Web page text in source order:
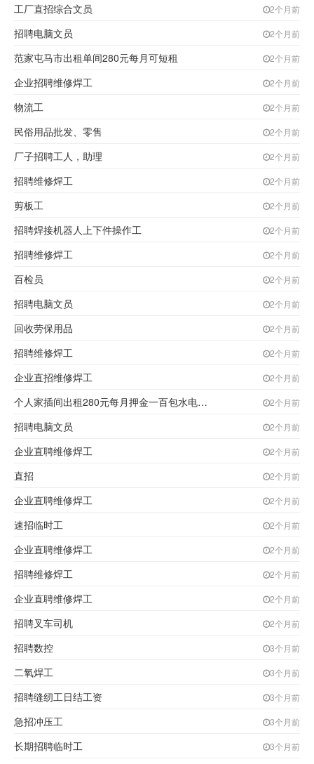
工厂直招综合文员 2个月前
招聘电脑文员 2个月前
范家屯马市出租单间280元每月可短租 2个月前
企业招聘维修焊工 2个月前
物流工 2个月前
民俗用品批发、零售 2个月前
厂子招聘工人，助理 2个月前
招聘维修焊工 2个月前
剪板工 2个月前
招聘焊接机器人上下件操作工 2个月前
招聘维修焊工 2个月前
百检员 2个月前
招聘电脑文员 2个月前
回收劳保用品 2个月前
招聘维修焊工 2个月前
企业直招维修焊工 2个月前
个人家插间出租280元每月押金一百包水电取暖 2个月前
招聘电脑文员 2个月前
企业直聘维修焊工 2个月前
直招 2个月前
企业直聘维修焊工 2个月前
速招临时工 2个月前
企业直聘维修焊工 2个月前
招聘维修焊工 2个月前
企业直聘维修焊工 2个月前
招聘叉车司机 2个月前
招聘数控 3个月前
二氧焊工 3个月前
招聘缝纫工日结工资 3个月前
急招冲压工 3个月前
长期招聘临时工 3个月前